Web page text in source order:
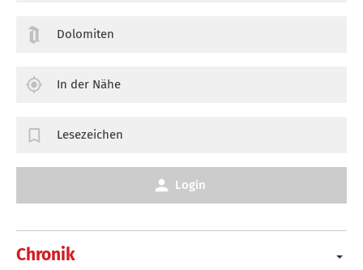
Chronik
Dolomiten
In der Nähe
Lesezeichen
Login